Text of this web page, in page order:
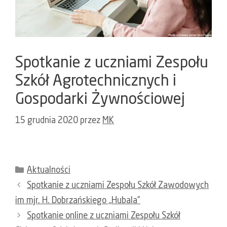
Spotkanie z uczniami Zespołu
Szkół Agrotechnicznych i
Gospodarki Żywnościowej
15 grudnia 2020 przez MK
Kategorie
Aktualności
Spotkanie z uczniami Zespołu Szkół Zawodowych
im mjr. H. Dobrzańskiego „Hubala”
Spotkanie online z uczniami Zespołu Szkół